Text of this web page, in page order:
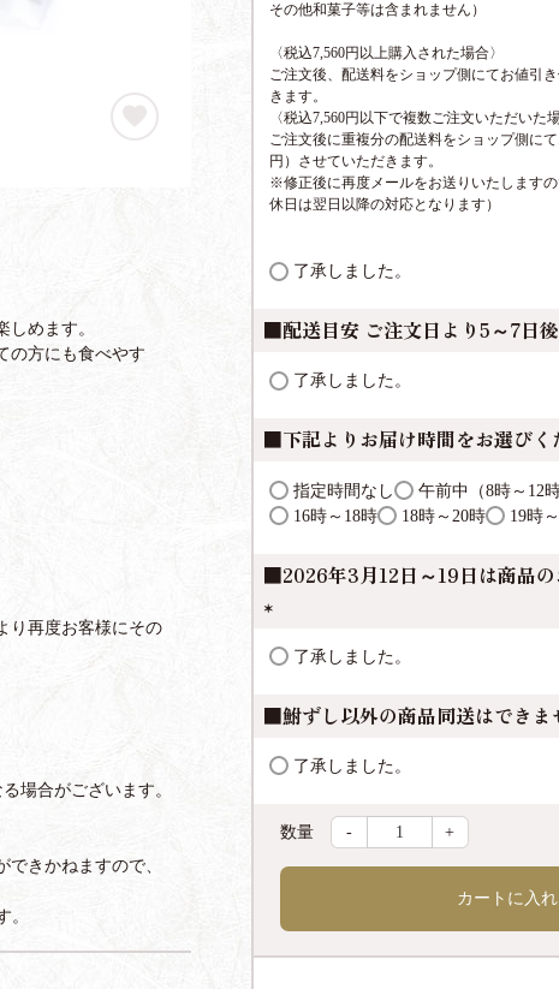
めます。
の方にも食べやす
り再度お客様にその
場合がございます。
きかねますので、
。
その他和菓子等は含まれません）
〈税込7,560円以上購入された場合〉
ご注文後、配送料をショップ側にてお値引
きます。
〈税込7,560円以下で複数ご注文いただいた場
ご注文後に重複分の配送料をショップ側に
円）させていただきます。
※修正後に再度メールをお送りいたします
休日は翌日以降の対応となります）
了承しました。
■配送目安 ご注文日より5～7日
了承しました。
■下記よりお届け時間をお選びく
指定時間なし 午前中（8時～12
16時～18時
18時～20時 19時
■2026年3月12日～19日は商品の
必
)
了承しました。
■鮒ずし以外の商品同送はできま
了承しました。
- +
カートに入れ